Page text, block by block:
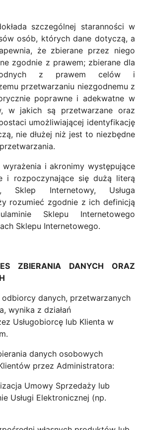
szczególnej staranności w
osób, których dane dotyczą, a
że zbierane przez niego
zgodnie z prawem; zbierane dla
z prawem celów i
przetwarzaniu niezgodnemu z
poprawne i adekwatne w
w jakich są przetwarzane oraz
umożliwiającej identyfikację
nie dłużej niż jest to niezbędne
wyrażenia i akronimy występujące
i rozpoczynające się dużą literą
Sklep Internetowy, Usługa
rozumieć zgodnie z ich definicją
Sklepu Internetowego
Sklepu Internetowego.
ZBIERANIA DANYCH ORAZ
odbiorcy danych, przetwarzanych
wynika z działań
Usługobiorcę lub Klienta w
danych osobowych
przez Administratora:
Umowy Sprzedaży lub
Usługi Elektronicznej (np.